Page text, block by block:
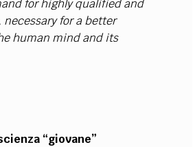
for highly qualified and
for a better
human mind and its
“giovane”